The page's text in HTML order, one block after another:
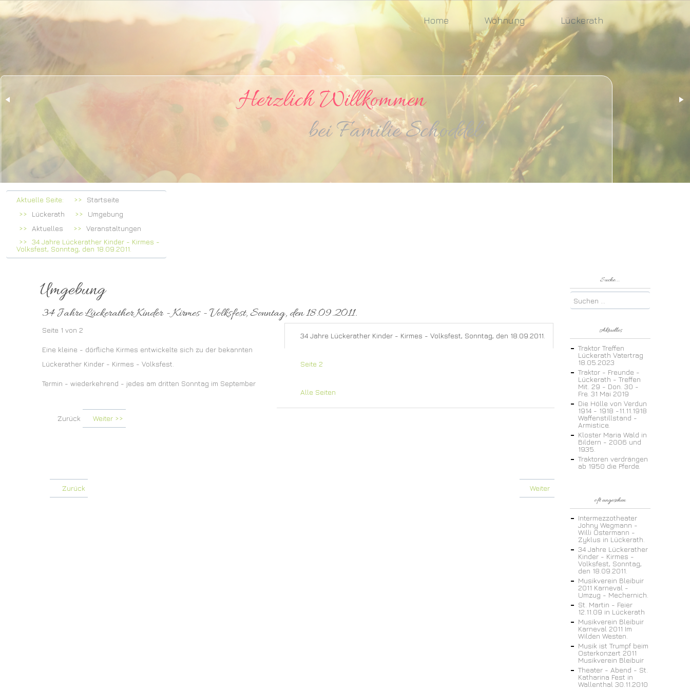
Herzlich Willkommen
bei Familie Schoddel
Home Wohnung Lückerath
Aktuelle Seite:
Startseite
Lückerath
Umgebung
Aktuelles
Veranstaltungen
34 Jahre Lückerather Kinder - Kirmes -
Volksfest, Sonntag, den 18.09.2011.
Umgebung
34 Jahre Lückerather Kinder - Kirmes - Volksfest, Sonntag, den 18.09.2011.
34 Jahre Lückerather Kinder - Kirmes - Volksfest, Sonntag, den 18.09.2011.
Seite 2
Alle Seiten
Seite 1 von 2
Eine kleine - dörfliche Kirmes entwickelte sich zu der bekannten
Lückerather Kinder - Kirmes - Volksfest.
Termin - wiederkehrend - jedes am dritten Sonntag im September
Zurück Weiter >>
Zurück Weiter
Suche...
Aktuelles
Traktor Treffen
Lückerath Vatertrag
18.05.2023
Traktor - Freunde -
Lückerath - Treffen
Mit. 29 - Don. 30 -
Fre. 31 Mai 2019
Die Hölle von Verdun
1914 - 1918 -11.11.1918
Waffenstillstand -
Armistice.
Kloster Maria Wald in
Bildern - 2006 und
1935.
Traktoren verdrängen
ab 1950 die Pferde.
oft angesehen
Intermezzotheater
Johny Wegmann -
Willi Ostermann -
Zyklus in Lückerath.
34 Jahre Lückerather
Kinder - Kirmes -
Volksfest, Sonntag,
den 18.09.2011.
Musikverein Bleibuir
2011 Karneval -
Umzug - Mechernich.
St. Martin - Feier
12.11.09 in Lückerath
Musikverein Bleibuir
Karneval 2011 Im
Wilden Westen.
Musik ist Trumpf beim
Osterkonzert 2011
Musikverein Bleibuir
Theater - Abend - St.
Katharina Fest in
Wallenthal 30.11.2010